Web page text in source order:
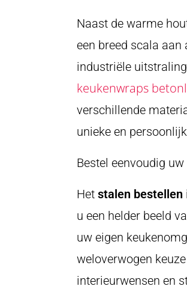
Naast de warme
een breed scala aan
industriële
keukenwraps
verschillende
unieke en
Bestel eenvoudig
Het stalen bestellen
u een helder beeld
uw eigen
weloverwogen
interieurwensen en